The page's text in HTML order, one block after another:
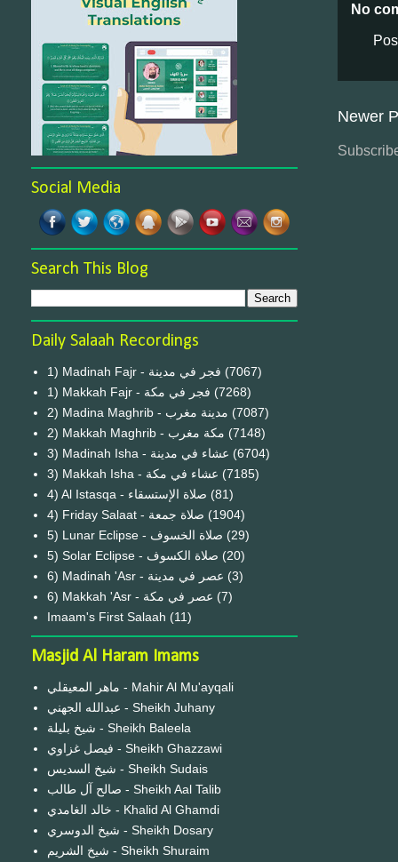
No
Newer
Social Media
Search This Blog
Daily Salaah Recordings
1) Madinah Fajr - فجر في مدينة (7067)
1) Makkah Fajr - فجر في مكة (7268)
2) Madina Maghrib - مدينة مغرب (7087)
2) Makkah Maghrib - مكة مغرب (7148)
3) Madinah Isha - عشاء في مدينة (6704)
3) Makkah Isha - عشاء في مكة (7185)
4) Al Istasqa - صلاة الإستسقاء (81)
4) Friday Salaat - صلاة جمعة (1904)
5) Lunar Eclipse - صلاة الخسوف (29)
(20)
6) Madinah 'Asr - عصر في مدينة (3)
6) Makkah 'Asr - عصر في مكة (7)
Imaam's First Salaah (11)
Masjid Al Haram Imams
ماهر المعيقلي - Mahir Al Mu'ayqali
عبدالله الجهني - Sheikh Juhany
شيخ بليلة - Sheikh Baleela
فيصل غزاوي - Sheikh Ghazzawi
شيخ السديس - Sheikh Sudais
صالح آل طالب - Sheikh Aal Talib
خالد الغامدي - Khalid Al Ghamdi
شيخ الدوسري - Sheikh Dosary
شيخ الشريم - Sheikh Shuraim